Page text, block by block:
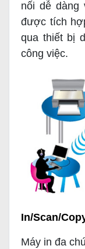
nối dễ dàng
được tích
qua thiết bị
công việc.
In/Scan/
Máy in đa